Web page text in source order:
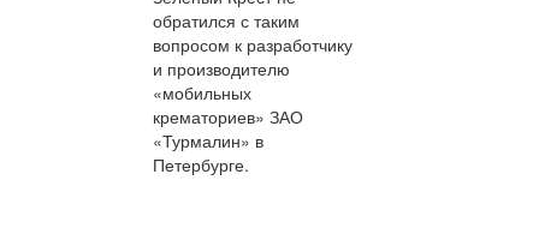
обратился с таким
вопросом к разработчику
и производителю
«мобильных
крематориев» ЗАО
«Турмалин» в
Петербурге.